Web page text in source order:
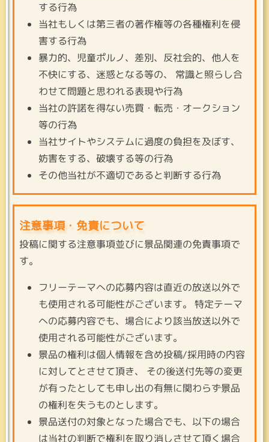
する行為
当社もしくは第三者の著作権等の各種権利を侵
害する行為
暴力的、児童ポルノ、差別、反社会的、他人を
不快にする、迷惑となる等の、 常識と照らし合
わせて問題と思われる表現や行為
当社の許諾を得ない売買・転売・オークション
等の行為
当社サイトやシステムに過度の負担を及ぼす、
妨害をする、破壊する等の行為
その他当社が不適切であると判断する行為
注意事項・免責について
投稿に関する注意事項並びに景品関連の免責事項で
す。
フリーテーマへの応募内容は直近の放送以外で
も使用される可能性がございます。 特定テーマ
への応募内容でも、場合により該当放送以外で
使用される可能性がございます。
景品の権利は個人情報を含め投稿/採用時の内容
に対してとさせて頂き、 その後送付先等の変更
が有ったとしても申し出の有無に関わらず景品
の権利を失うものとします。
景品送付の対象となった場合でも、以下の場合
は当社の判断で権利を取り消しさせて頂く場合